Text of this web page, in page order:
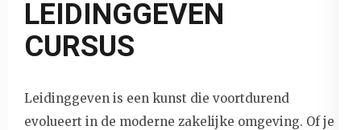
LEIDINGGEVEN
CURSUS
Leidinggeven is een kunst die voortdurend
evolueert in de moderne zakelijke omgeving. Of je